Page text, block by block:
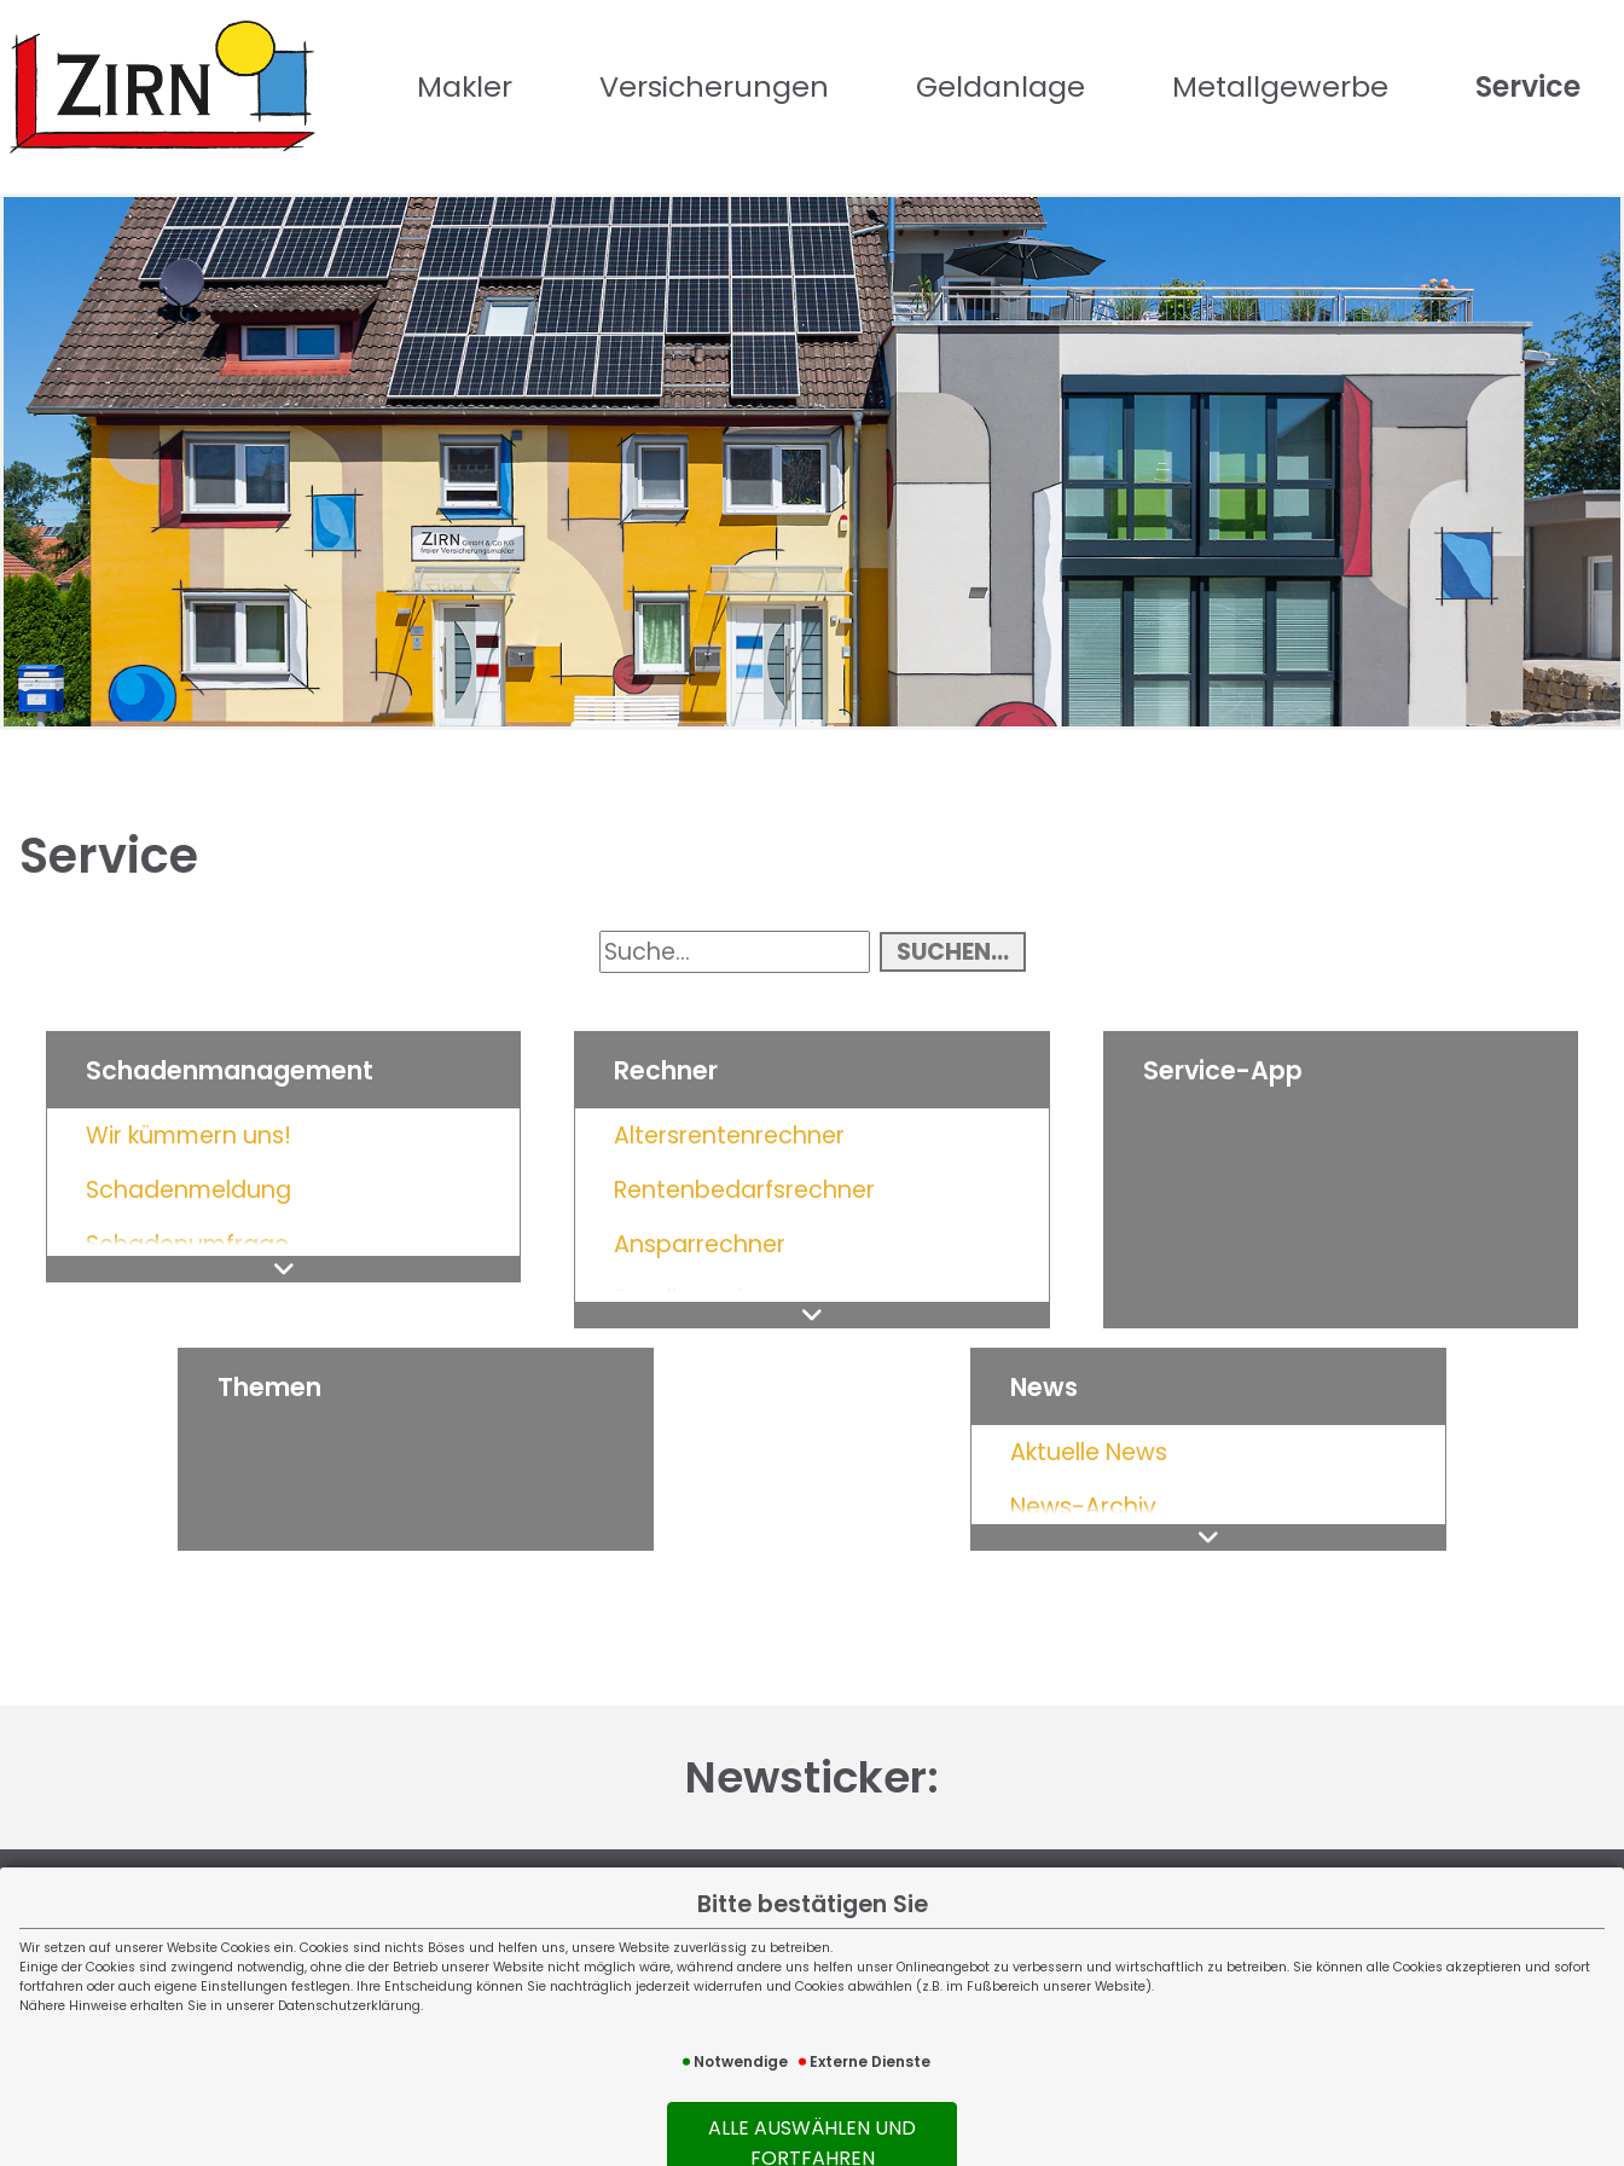
Bitte bestätigen Sie
Wir setzen auf unserer Website Cookies ein. Cookies sind nichts Böses und helfen uns, unsere Website zuverlässig zu betreiben.
Einige der Cookies sind zwingend notwendig, ohne die der Betrieb unserer Website nicht möglich wäre, während andere uns helfen unser Onlineangebot zu verbessern und wirtschaftlich zu betreiben. Sie können alle Cookies akzeptieren und sofort
fortfahren oder auch eigene Einstellungen festlegen. Ihre Entscheidung können Sie nachträglich jederzeit widerrufen und Cookies abwählen (z.B. im Fußbereich unserer Website).
Nähere Hinweise erhalten Sie in unserer Datenschutzerklärung.
Notwendige Externe Dienste
ALLE AUSWÄHLEN UND
FORTFAHREN
Makler Versicherungen Geldanlage Metallgewerbe Service
Service
SUCHEN...
Schadenmanagement
Wir kümmern uns!
Schadenmeldung
Schadenumfrage
Rechner
Altersrentenrechner
Rentenbedarfsrechner
Ansparrechner
Renditerechner
Zinsrechner
Service-App
Themen News
Aktuelle News
News-Archiv
Newsticker:
Kontakt Bürozeiten
08.00-12.00&13.00
09.00-12.00&
Rechtliches